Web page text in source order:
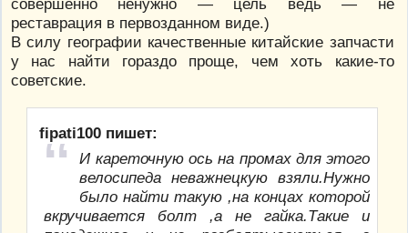
совершенно ненужно — цель ведь — не
реставрация в первозданном виде.)
В силу географии качественные китайские запчасти
у нас найти гораздо проще, чем хоть какие-то
советские.
fipati100 пишет:
И кареточную ось на промах для этого
велосипеда неважнецкую взяли.Нужно
было найти такую ,на концах которой
вкручивается болт ,а не гайка.Такие и